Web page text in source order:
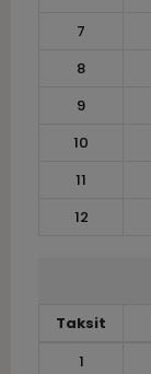
7
8
9
10
11
12
Taksit
1